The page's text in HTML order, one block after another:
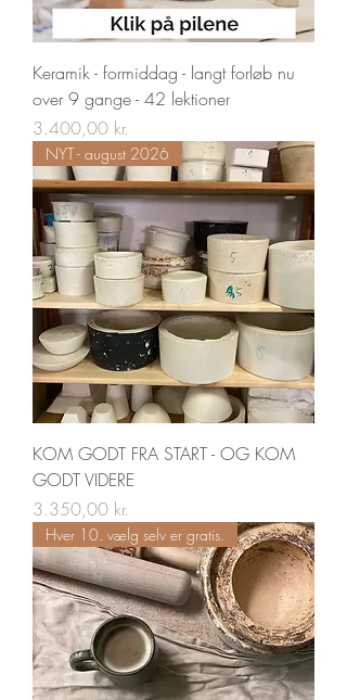
Keramik - formiddag - langt forløb nu
over 9 gange - 42 lektioner
Pris
3.400,00 kr.
NYT - august 2026
KOM GODT FRA START - OG KOM
GODT VIDERE
Pris
3.350,00 kr.
Hver 10. vælg selv er gratis.